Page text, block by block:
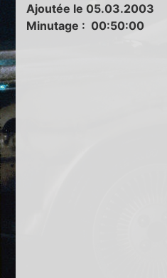
Ajoutée le 05.03.2003
Minutage : 00:50:00